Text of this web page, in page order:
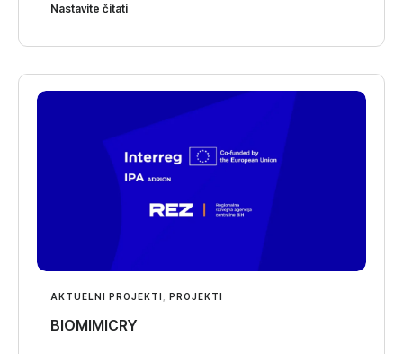
Nastavite čitati
AKTUELNI PROJEKTI , PROJEKTI
BIOMIMICRY